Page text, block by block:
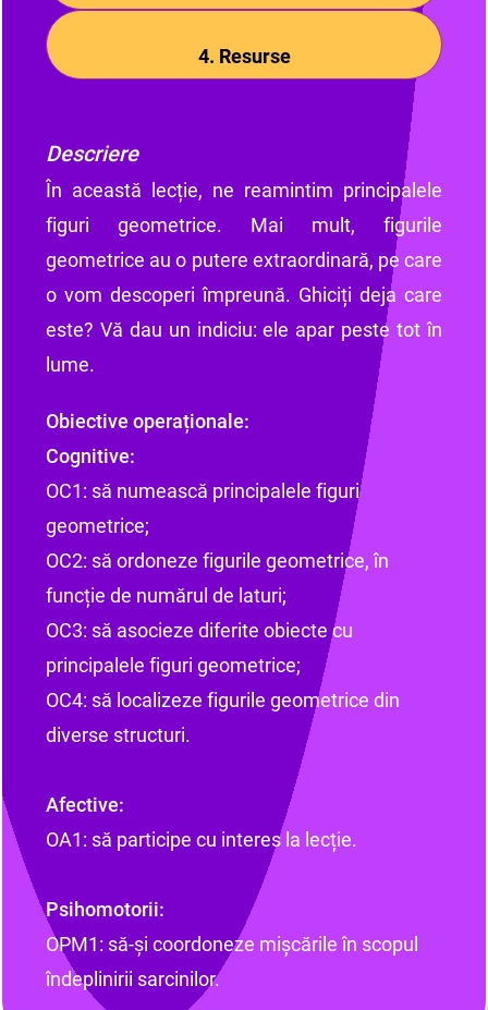
4. Resurse
Descriere
În această lecție, ne reamintim principalele
figuri geometrice. Mai mult, figurile
geometrice au o putere extraordinară, pe care
o vom descoperi împreună. Ghiciți deja care
este? Vă dau un indiciu: ele apar peste tot în
lume.
Obiective operaționale:
Cognitive:
OC1: să numească principalele figuri
geometrice;
OC2: să ordoneze figurile geometrice, în
funcție de numărul de laturi;
OC3: să asocieze diferite obiecte cu
principalele figuri geometrice;
OC4: să localizeze figurile geometrice din
diverse structuri.
Afective:
OA1: să participe cu interes la lecție.
Psihomotorii:
OPM1: să-și coordoneze mișcările în scopul
îndeplinirii sarcinilor.